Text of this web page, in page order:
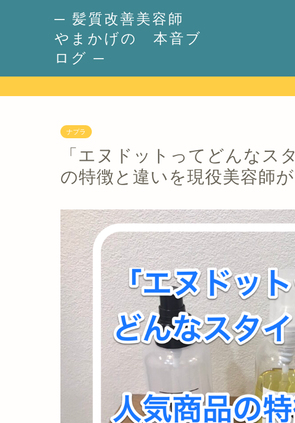
─ 髪質改善美容師
やまかげの 本音ブ
ログ ─
ナプラ
「エヌドットってどんなス
の特徴と違いを現役美容師